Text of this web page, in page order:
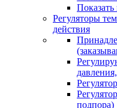
Показать
Регуляторы
действия
подпора)